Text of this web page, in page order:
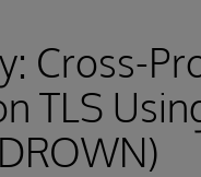
Cross-
TLS